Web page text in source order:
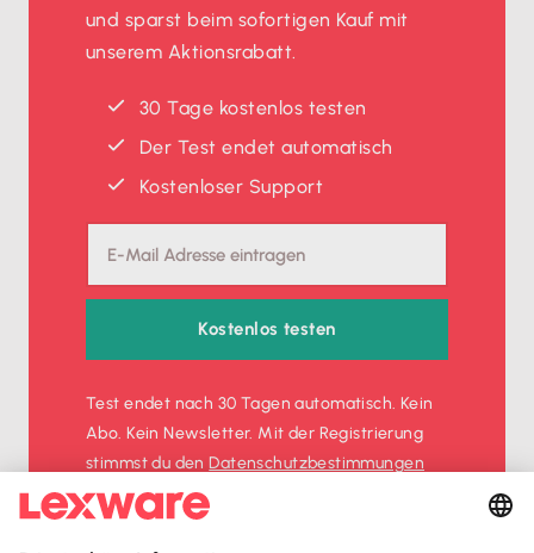
und sparst beim sofortigen Kauf mit
unserem Aktionsrabatt.
30 Tage kostenlos testen
Der Test endet automatisch
Kostenloser Support
Kostenlos testen
Test endet nach 30 Tagen automatisch. Kein
Abo. Kein Newsletter. Mit der Registrierung
stimmst du denDatenschutz­bestimmungen
und denAGBzu.